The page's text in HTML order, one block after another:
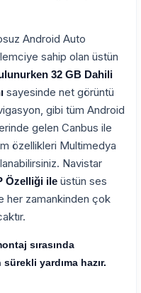
Android Auto
sahip olan üstün
32 GB Dahili
sayesinde net görüntü
gibi tüm Android
gelen Canbus ile
özellikleri Multimedya
Navistar
Özelliği ile üstün ses
her zamankinden çok
sırasında
yardıma hazır.